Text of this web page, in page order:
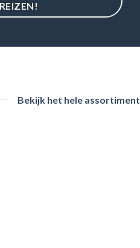
Bekijk het hele assortiment